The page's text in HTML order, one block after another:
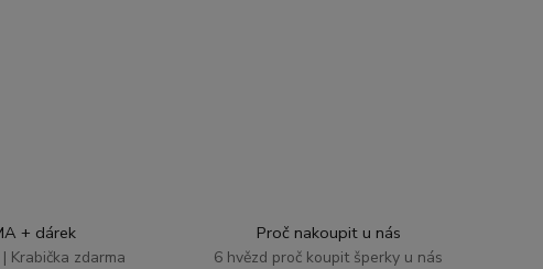
+ dárek
Krabička zdarma
Proč nakoupit u nás
6 hvězd proč koupit šperky u nás